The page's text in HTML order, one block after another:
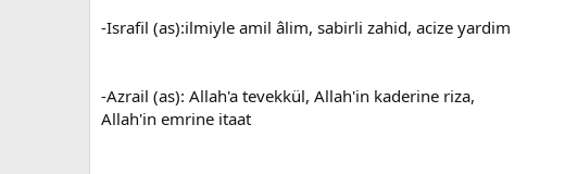
-Israfil (as):ilmiyle amil âlim, sabirli zahid, acize yardim
-Azrail (as): Allah'a tevekkül, Allah'in kaderine riza,
Allah'in emrine itaat